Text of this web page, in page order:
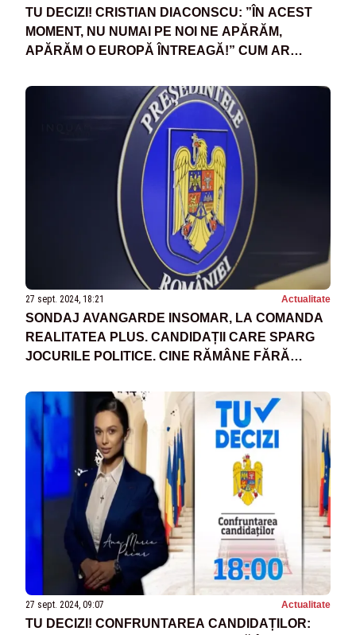
TU DECIZI! CRISTIAN DIACONSCU: ”ÎN ACEST
MOMENT, NU NUMAI PE NOI NE APĂRĂM,
APĂRĂM O EUROPĂ ÎNTREAGĂ!” CUM AR
CU RUSIA?
27 sept. 2024, 18:21 Actualitate
SONDAJ AVANGARDE INSOMAR, LA COMANDA
REALITATEA PLUS. CANDIDAȚII CARE SPARG
JOCURILE POLITICE. CINE RĂMÂNE FĂRĂ
27 sept. 2024, 09:07 Actualitate
TU DECIZI! CONFRUNTAREA CANDIDAȚILOR: